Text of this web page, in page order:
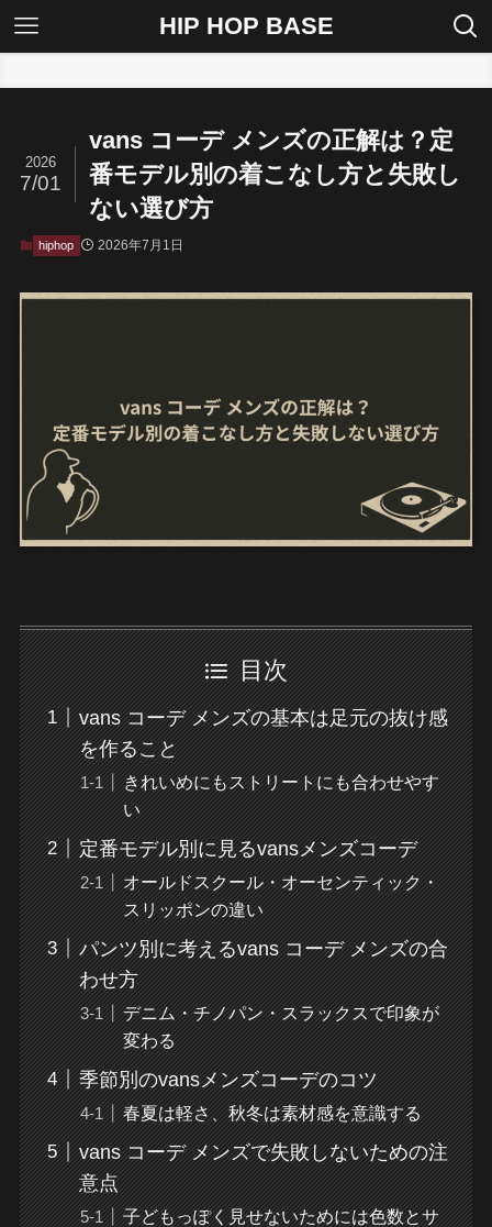
HIP HOP BASE
vans コーデ メンズの正解は？定
番モデル別の着こなし方と失敗し
ない選び方
2026
7/01
hiphop 2026年7月1日
目次
vans コーデ メンズの基本は足元の抜け感
を作ること
きれいめにもストリートにも合わせやす
い
定番モデル別に見るvansメンズコーデ
オールドスクール・オーセンティック・
スリッポンの違い
パンツ別に考えるvans コーデ メンズの合
わせ方
デニム・チノパン・スラックスで印象が
変わる
季節別のvansメンズコーデのコツ
春夏は軽さ、秋冬は素材感を意識する
vans コーデ メンズで失敗しないための注
意点
子どもっぽく見せないためには色数とサ